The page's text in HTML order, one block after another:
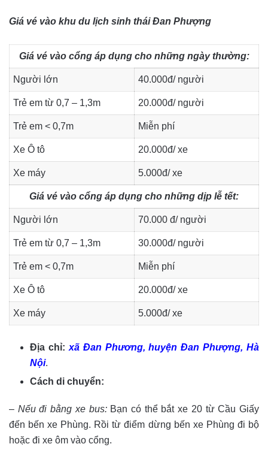
Giá vé vào khu du lịch sinh thái Đan Phượng
Giá vé vào cổng áp dụng cho những ngày thường:
Người lớn 40.000đ/ người
Trẻ em từ 0,7 – 1,3m 20.000đ/ người
Trẻ em < 0,7m Miễn phí
Xe Ô tô 20.000đ/ xe
Xe máy 5.000đ/ xe
Giá vé vào cổng áp dụng cho những dịp lễ tết:
Người lớn 70.000 đ/ người
Trẻ em từ 0,7 – 1,3m 30.000đ/ người
Trẻ em < 0,7m Miễn phí
Xe Ô tô 20.000đ/ xe
Xe máy 5.000đ/ xe
Địa chỉ: xã Đan Phương, huyện Đan Phượng, Hà
Nội.
Cách di chuyển:
– Nếu đi bằng xe bus:Bạn có thể bắt xe 20 từ Cầu Giấy
đến bến xe Phùng. Rồi từ điểm dừng bến xe Phùng đi bộ
hoặc đi xe ôm vào cổng.